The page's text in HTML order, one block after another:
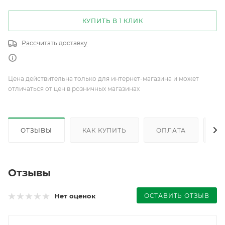
КУПИТЬ В 1 КЛИК
Рассчитать доставку
Цена действительна только для интернет-магазина и может
отличаться от цен в розничных магазинах
ОТЗЫВЫ КАК КУПИТЬ ОПЛАТА
Отзывы
Нет оценок ОСТАВИТЬ ОТЗЫВ